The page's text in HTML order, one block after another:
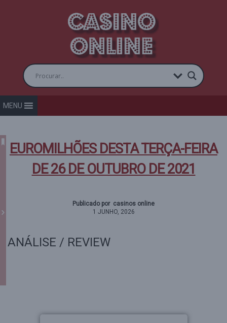
MENU
EUROMILHÕES DESTA TERÇA-FEIRA
DE 26 DE OUTUBRO DE 2021
Publicado por casinos online
1 JUNHO, 2026
ANÁLISE / REVIEW